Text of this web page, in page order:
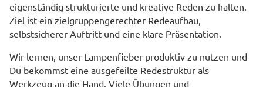
eigenständig strukturierte und kreative Reden zu halten.
Ziel ist ein zielgruppengerechter Redeaufbau,
selbstsicherer Auftritt und eine klare Präsentation.
Wir lernen, unser Lampenfieber produktiv zu nutzen und
Du bekommst eine ausgefeilte Redestruktur als
Werkzeug an die Hand. Viele Übungen und